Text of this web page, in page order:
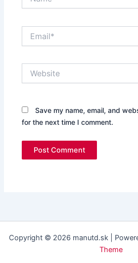
Save my name, email, and
for the next time I comment.
Copyright © 2026 manutd.sk |
Theme